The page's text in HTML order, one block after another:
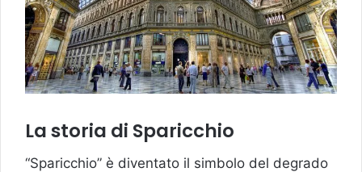
La storia di Sparicchio
“Sparicchio” è diventato il simbolo del degrado